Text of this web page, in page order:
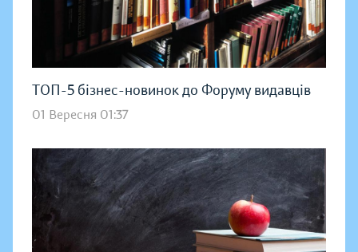
ТОП-5 бізнес-новинок до Форуму видавців
01 Вересня 01:37